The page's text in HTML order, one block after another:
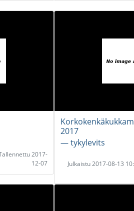
2017-
12-07
2017
― tykylevits
Julkaistu 2017-08-13